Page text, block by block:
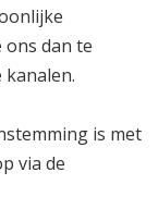
ons dan te
is met
via de